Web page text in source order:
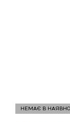
НЕМАЄ В